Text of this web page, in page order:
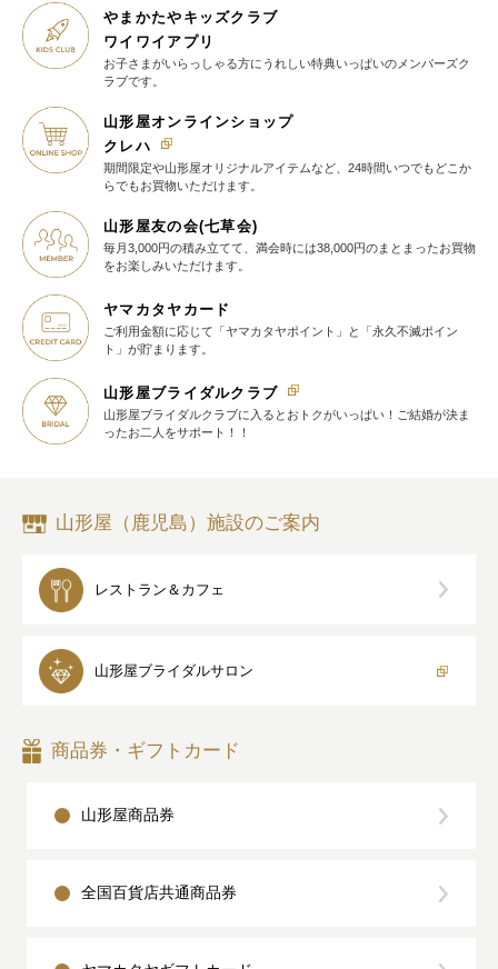
やまかたやキッズクラブ
ワイワイアプリ
お子さまがいらっしゃる方に うれしい特典いっぱいの メンバーズク
ラブです。
山形屋オンラインショップ
クレハ
期間限定や山形屋オリジナルアイテムなど、24時間いつでもどこか
らでもお買物いただけます。
山形屋友の会(七草会)
毎月3,000円の積み立てて、満会時には38,000円のまとまったお買物
をお楽しみいただけます。
ヤマカタヤカード
ご利用金額に応じて 「ヤマカタヤポイント」と
「永久不滅ポイン
ト」が貯まります。
山形屋ブライダルクラブ
山形屋ブライダルクラブに入ると おトクがいっぱい！ ご結婚が決ま
ったお二人をサポート！！
山形屋（鹿児島）施設のご案内
レストラン＆カフェ
山形屋ブライダルサロン
商品券・ギフトカード
山形屋商品券
全国百貨店共通商品券